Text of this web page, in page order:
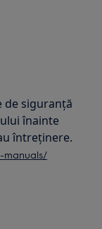
de siguranță
înainte
întreținere.
manuals/